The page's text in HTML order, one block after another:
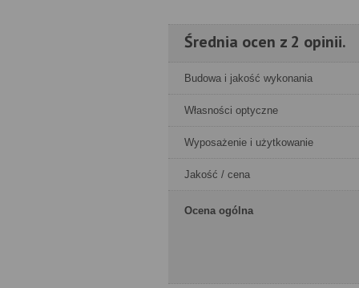
Średnia ocen z 2 opinii.
Budowa i jakość wykonania
Własności optyczne
Wyposażenie i użytkowanie
Jakość / cena
Ocena ogólna